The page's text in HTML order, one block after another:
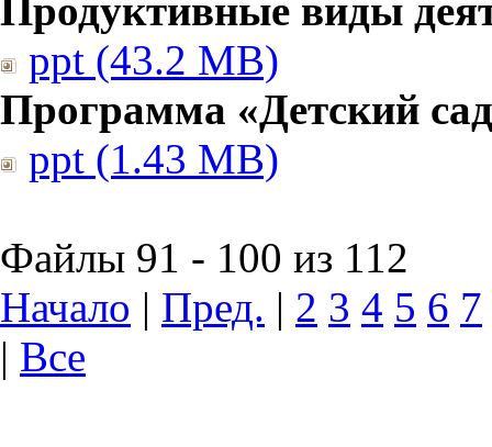
Продуктивные виды
ppt (43.2 MB)
Программа «Детский
ppt (1.43 MB)
Файлы 91 - 100 из 112
Начало | Пред. | 2 3 4 5 6 7
| Все